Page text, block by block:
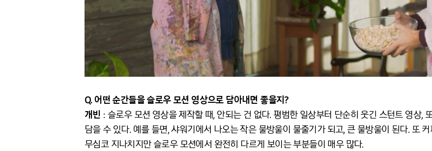
Q. 어떤 순간들을 슬로우 모션 영상으로 담아내면 좋을지 ?
개빈 : 슬로우 모션 영상을 제작할 때, 안되는 건 없다. 평범한 일상부터 단순히 웃긴 스턴트 영상,
담을 수 있다. 예를 들면, 샤워기에서 나오는 작은 물방울이 물줄기가 되고, 큰 물방울이 된다. 또
무심코 지나치지만 슬로우 모션에서 완전히 다르게 보이는 부분들이 매우 많다.